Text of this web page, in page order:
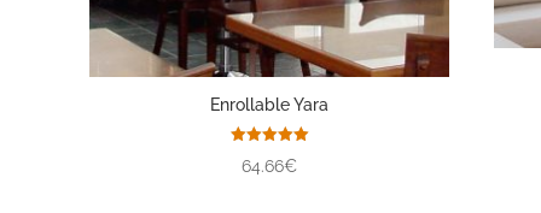
Enrollable Yara
con
64.66€